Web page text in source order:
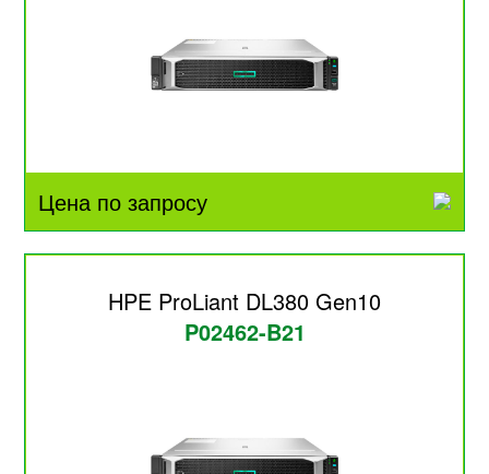
Цена по запросу
HPE ProLiant DL380 Gen10
P02462-B21